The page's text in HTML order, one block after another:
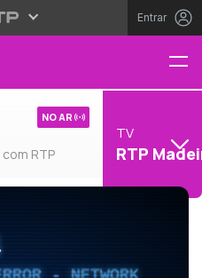
Entrar
RTP
NO AR
TV
RTP